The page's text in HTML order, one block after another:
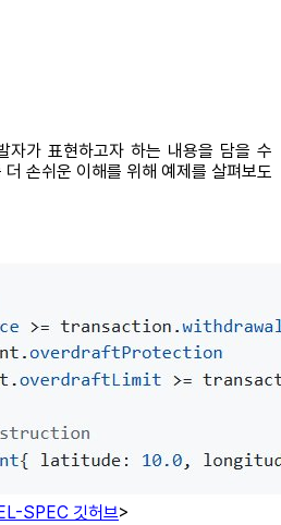
자가 표현하고자 하는 내용을 담을 수
손쉬운 이해를 위해 예제를 살펴보도
SPEC 깃허브>